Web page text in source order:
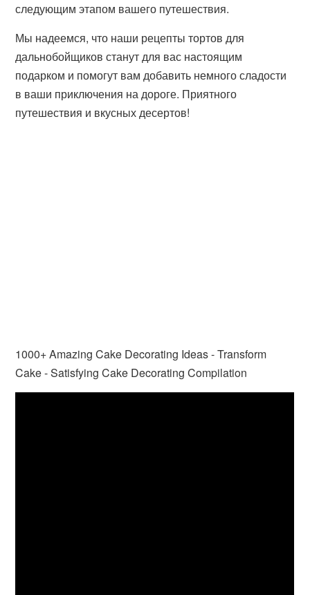
следующим этапом вашего путешествия.
Мы надеемся, что наши рецепты тортов для
дальнобойщиков станут для вас настоящим
подарком и помогут вам добавить немного сладости
в ваши приключения на дороге. Приятного
путешествия и вкусных десертов!
1000+ Amazing Cake Decorating Ideas - Transform
Cake - Satisfying Cake Decorating Compilation